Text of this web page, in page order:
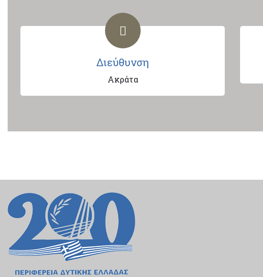
Διεύθυνση
Ακράτα